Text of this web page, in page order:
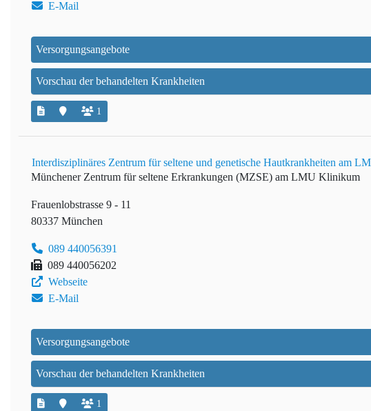
E-Mail
Versorgungsangebote
Vorschau der behandelten Krankheiten
1
Interdisziplinäres Zentrum für seltene und genetische Hautkrankheiten am
Münchener Zentrum für seltene Erkrankungen (MZSE) am LMU Klinikum
Frauenlobstrasse 9 - 11
80337 München
089 440056391
089 440056202
Webseite
E-Mail
Versorgungsangebote
Vorschau der behandelten Krankheiten
1